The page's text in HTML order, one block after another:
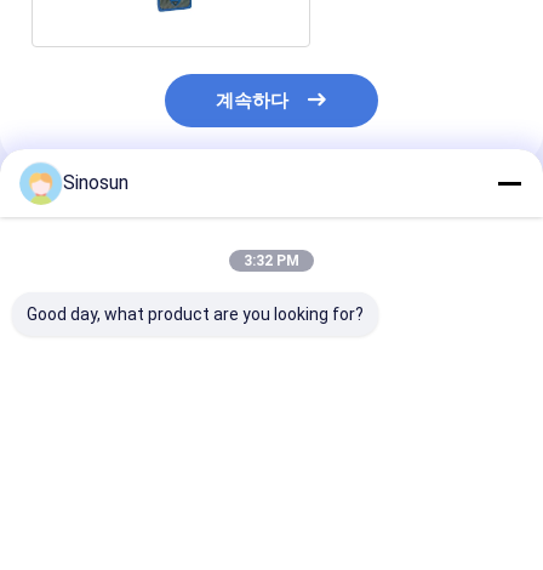
계속하다
추천된 제품
Sinosun
3:32 PM
Good day, what product are you looking for?